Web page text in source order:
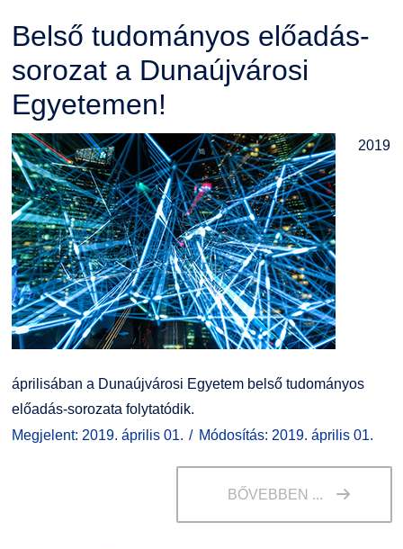
Belső tudományos előadás-
sorozat a Dunaújvárosi
Egyetemen!
2019
áprilisában a Dunaújvárosi Egyetem belső tudományos
előadás-sorozata folytatódik.
Megjelent: 2019. április 01.
Módosítás: 2019. április 01.
BŐVEBBEN ...